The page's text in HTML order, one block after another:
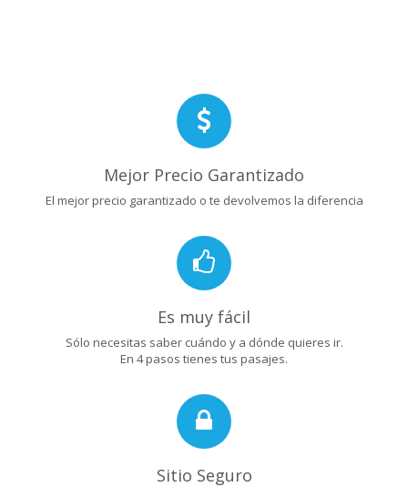
Mejor Precio Garantizado
El mejor precio garantizado o te devolvemos la diferencia
Es muy fácil
Sólo necesitas saber cuándo y a dónde quieres ir.
En 4 pasos tienes tus pasajes.
Sitio Seguro